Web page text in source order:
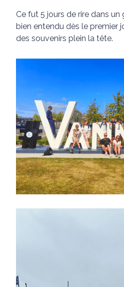
Ce fut 5 jours de rire dans un
bien entendu dès le premier
des souvenirs plein la tête.